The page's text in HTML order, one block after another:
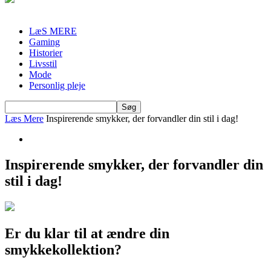
LæS MERE
Gaming
Historier
Livsstil
Mode
Personlig pleje
Læs Mere Inspirerende smykker, der forvandler din stil i dag!
Inspirerende smykker, der forvandler din
stil i dag!
Er du klar til at ændre din
smykkekollektion?